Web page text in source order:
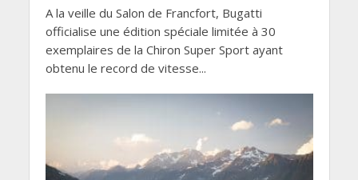
A la veille du Salon de Francfort, Bugatti
officialise une édition spéciale limitée à 30
exemplaires de la Chiron Super Sport ayant
obtenu le record de vitesse...